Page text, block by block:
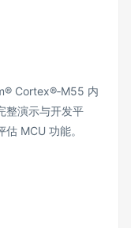
Cortex®‑M55 内
整演示与开发平
MCU 功能。